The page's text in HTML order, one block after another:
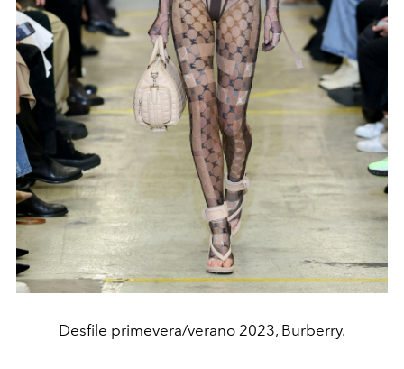
Desfile primevera/verano 2023, Burberry.